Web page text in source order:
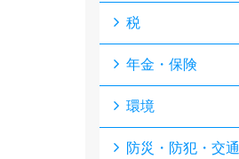
税
年金・保険
環境
防災・防犯・交通